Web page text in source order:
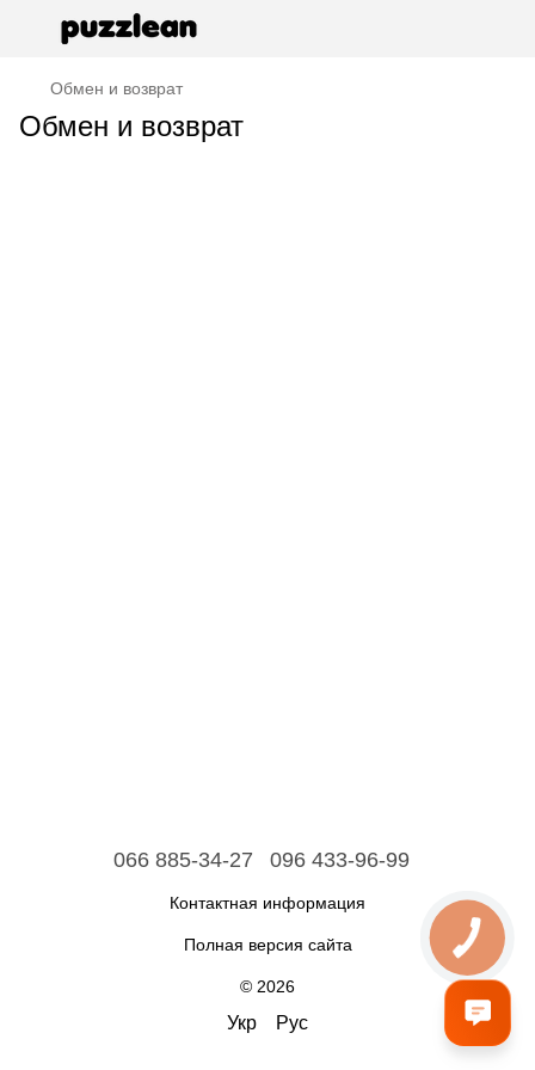
Обмен и возврат
Обмен и возврат
066 885-34-27 096 433-96-99
Контактная информация
Полная версия сайта
© 2026
Укр Рус